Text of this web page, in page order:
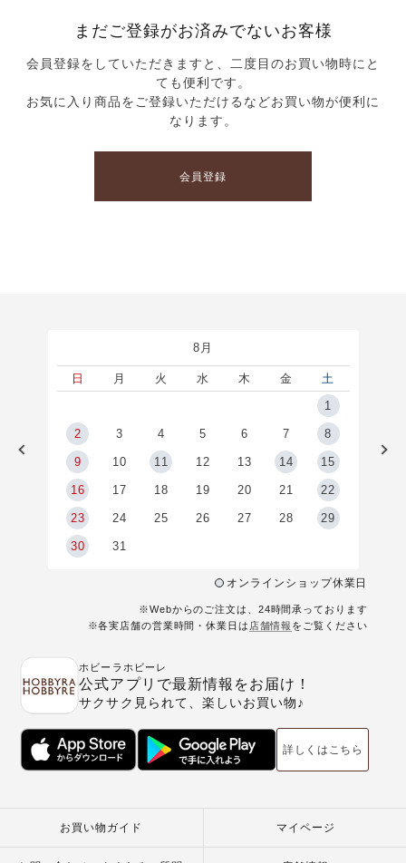
まだご登録がお済みでないお客様
会員登録をしていただきますと、二度目のお買い物時にと
ても便利です。
お気に入り商品をご登録いただけるなどお買い物が便利に
なります。
会員登録
8月
日 月 火 水 木 金
土
1
2 3 4 5 6 7 8
9 10 11 12 13 14 15
16 17 18 19 20 21 22
23 24 25 26 27 28 29
30 31
オンラインショップ休業日
※Webからのご注文は、24時間承っております
※各実店舗の営業時間・休業日は 店舗情報 をご覧ください
ホビーラホビーレ
公式アプリで最新情報をお届け！
サクサク見られて、楽しいお買い物♪
詳しくはこちら
お買い物ガイド マイページ